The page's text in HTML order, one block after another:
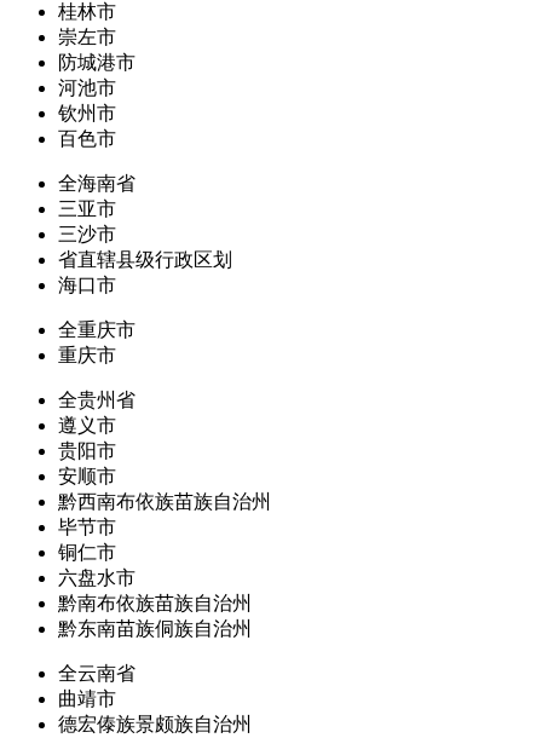
桂林市
崇左市
防城港市
河池市
钦州市
百色市
全海南省
三亚市
三沙市
省直辖县级行政区划
海口市
全重庆市
重庆市
全贵州省
遵义市
贵阳市
安顺市
黔西南布依族苗族自治州
毕节市
铜仁市
六盘水市
黔南布依族苗族自治州
黔东南苗族侗族自治州
全云南省
曲靖市
德宏傣族景颇族自治州